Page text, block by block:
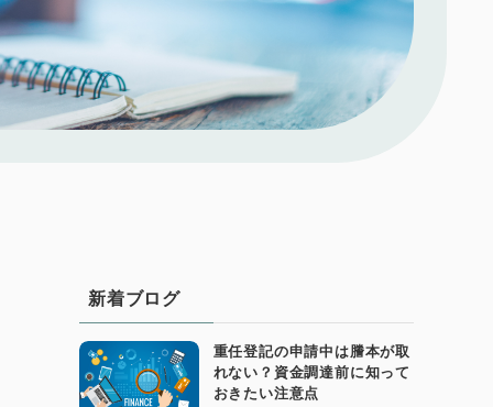
新着ブログ
重任登記の申請中は謄本が取
れない？資金調達前に知って
おきたい注意点